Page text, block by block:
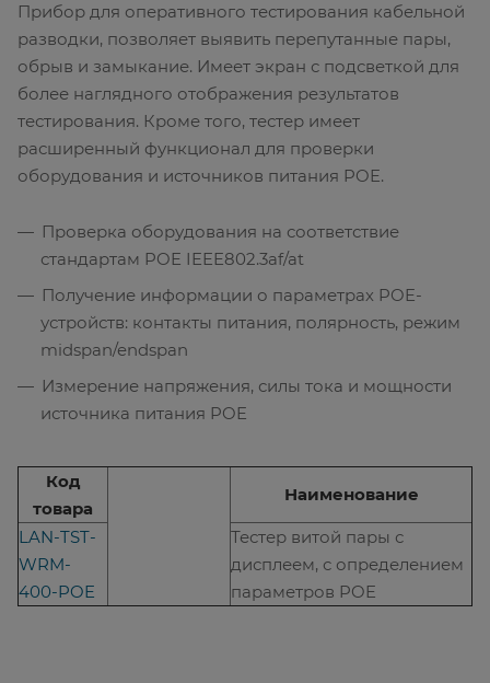
Прибор для оперативного тестирования кабельной
разводки, позволяет выявить перепутанные пары,
обрыв и замыкание. Имеет экран с подсветкой для
более наглядного отображения результатов
тестирования. Кроме того, тестер имеет
расширенный функционал для проверки
оборудования и источников питания POE.
Проверка оборудования на соответствие
стандартам POE IEEE802.3af/at
Получение информации о параметрах POE-
устройств: контакты питания, полярность, режим
midspan/endspan
Измерение напряжения, силы тока и мощности
источника питания POE
Код
товара
Наименование
LAN-TST-
WRM-
400-POE
Тестер витой пары с
дисплеем, с определением
параметров POE